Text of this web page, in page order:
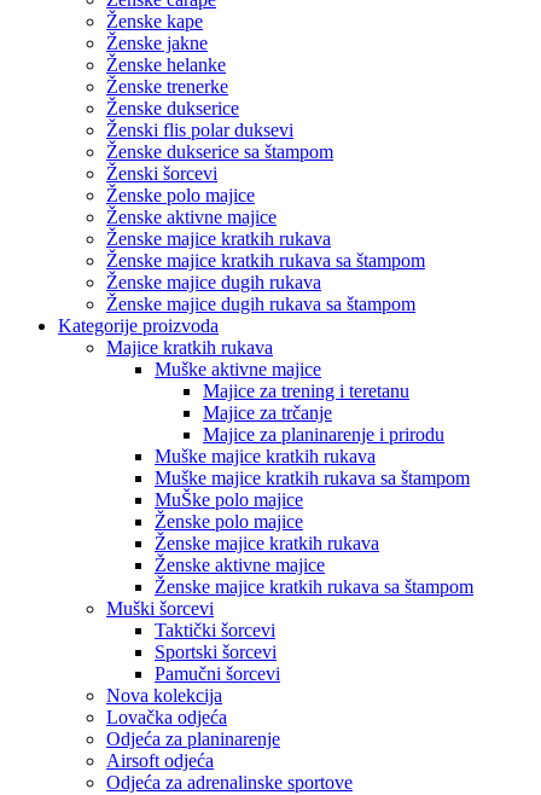
Ženske kape
Ženske jakne
Ženske helanke
Ženske trenerke
Ženske dukserice
Ženski flis polar duksevi
Ženske dukserice sa štampom
Ženski šorcevi
Ženske polo majice
Ženske aktivne majice
Ženske majice kratkih rukava
Ženske majice kratkih rukava sa štampom
Ženske majice dugih rukava
Ženske majice dugih rukava sa štampom
Kategorije proizvoda
Majice kratkih rukava
Muške aktivne majice
Majice za trening i teretanu
Majice za trčanje
Majice za planinarenje i prirodu
Muške majice kratkih rukava
Muške majice kratkih rukava sa štampom
MuŠke polo majice
Ženske polo majice
Ženske majice kratkih rukava
Ženske aktivne majice
Ženske majice kratkih rukava sa štampom
Muški šorcevi
Taktički šorcevi
Sportski šorcevi
Pamučni šorcevi
Nova kolekcija
Lovačka odjeća
Odjeća za planinarenje
Airsoft odjeća
Odjeća za adrenalinske sportove